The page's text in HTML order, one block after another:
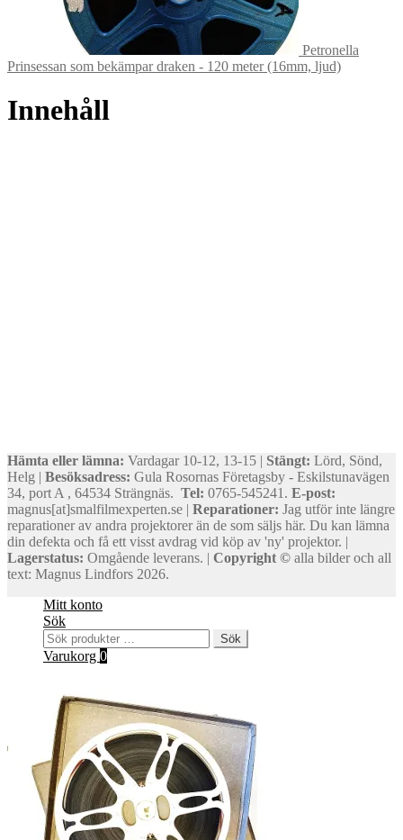
Petronella
Prinsessan som bekämpar draken - 120 meter (16mm, ljud)
Innehåll
Hämta eller lämna: Vardagar 10-12, 13-15 | Stängt: Lörd, Sönd,
Helg | Besöksadress: Gula Rosornas Företagsby - Eskilstunavägen
34, port A , 64534 Strängnäs. Tel: 0765-545241. E-post:
magnus[at]smalfilmexperten.se | Reparationer: Jag utför inte längre
reparationer av andra projektorer än de som säljs här. Du kan lämna
din defekta och få ett visst avdrag vid köp av 'ny' projektor. |
Lagerstatus: Omgående leverans. | Copyright © alla bilder och all
text: Magnus Lindfors 2026.
Mitt konto
Sök
Sök
efter:
Sök
Varukorg 0